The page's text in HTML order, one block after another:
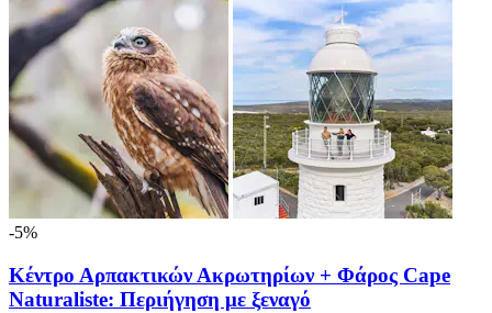
-5%
Κέντρο Αρπακτικών Ακρωτηρίων + Φάρος Cape
Naturaliste: Περιήγηση με ξεναγό